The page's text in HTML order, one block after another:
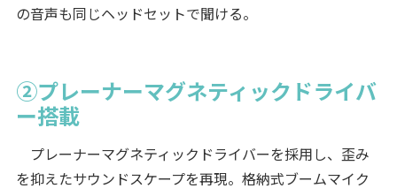
の音声も同じヘッドセットで聞ける。
②プレーナーマグネティックドライバ
ー搭載
プレーナーマグネティックドライバーを採用し、歪み
を抑えたサウンドスケープを再現。格納式ブームマイク